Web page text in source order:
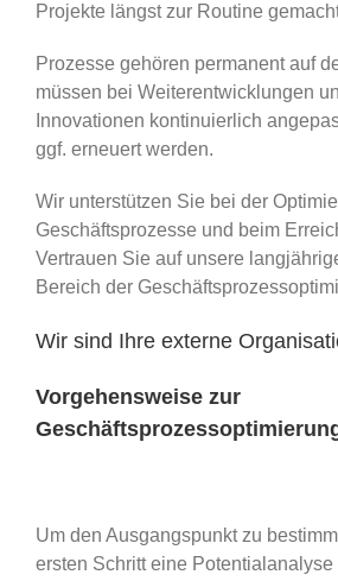
Projekte längst zur Routine
Prozesse gehören permanent auf
müssen bei Weiterentwicklungen
Innovationen kontinuierlich
ggf. erneuert werden.
Wir unterstützen Sie bei der
Geschäftsprozesse und beim
Vertrauen Sie auf unsere
Bereich der
Wir sind Ihre externe
Vorgehensweise zur
Um den Ausgangspunkt zu
ersten Schritt eine Potentialanalyse